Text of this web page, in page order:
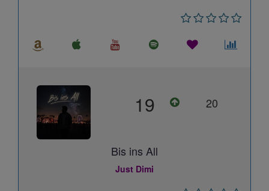
19 20
Bis ins All
Just Dimi